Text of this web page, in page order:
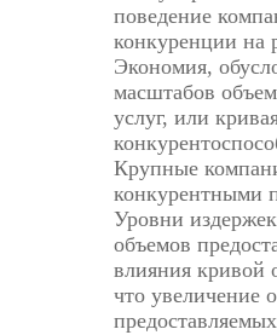
поведение
конкуренции на
Экономия,
масштабов
услуг, или
Крупные
конкурентными
Уровни
объемов
влияния кривой
что увеличение